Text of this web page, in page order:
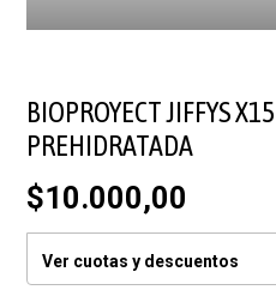
BIOPROYECT JIFFYS
PREHIDRATADA
$10.000,00
Ver cuotas y descuentos